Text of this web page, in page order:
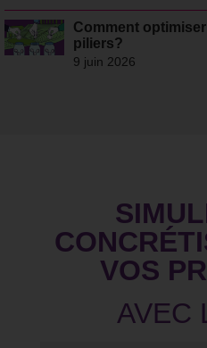
Comment
piliers?
9 juin 2026
VOS